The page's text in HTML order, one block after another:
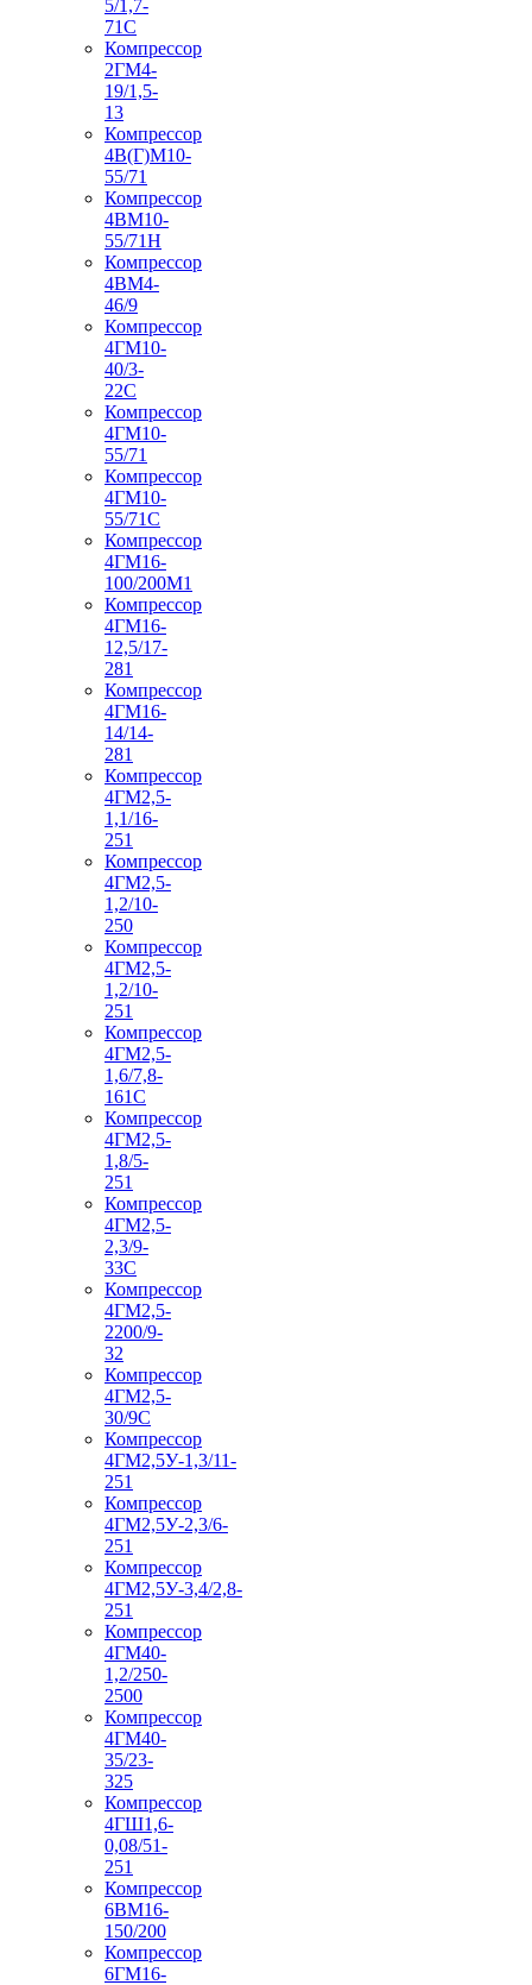
5/1,7-
71С
Компрессор
2ГМ4-
19/1,5-
13
Компрессор
4В(Г)М10-
55/71
Компрессор
4ВМ10-
55/71Н
Компрессор
4ВМ4-
46/9
Компрессор
4ГМ10-
40/3-
22С
Компрессор
4ГМ10-
55/71
Компрессор
4ГМ10-
55/71С
Компрессор
4ГМ16-
100/200М1
Компрессор
4ГМ16-
12,5/17-
281
Компрессор
4ГМ16-
14/14-
281
Компрессор
4ГМ2,5-
1,1/16-
251
Компрессор
4ГМ2,5-
1,2/10-
250
Компрессор
4ГМ2,5-
1,2/10-
251
Компрессор
4ГМ2,5-
1,6/7,8-
161С
Компрессор
4ГМ2,5-
1,8/5-
251
Компрессор
4ГМ2,5-
2,3/9-
33С
Компрессор
4ГМ2,5-
2200/9-
32
Компрессор
4ГМ2,5-
30/9С
Компрессор
4ГМ2,5У-1,3/11-
251
Компрессор
4ГМ2,5У-2,3/6-
251
Компрессор
4ГМ2,5У-3,4/2,8-
251
Компрессор
4ГМ40-
1,2/250-
2500
Компрессор
4ГМ40-
35/23-
325
Компрессор
4ГШ1,6-
0,08/51-
251
Компрессор
6ВМ16-
150/200
Компрессор
6ГМ16-